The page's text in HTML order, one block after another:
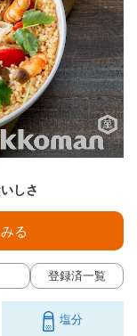
しさ
登録済一覧
る
塩分